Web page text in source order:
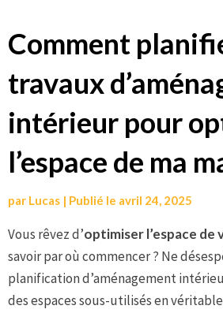
Aller
au
contenu
Comment
travaux
intérieur pour
l’espace de ma
par Lucas | Publié le avril 24, 2025
Vous rêvez d’optimiser l’espace de
savoir par où commencer ? Ne
planification d’aménagement
des espaces sous-utilisés en